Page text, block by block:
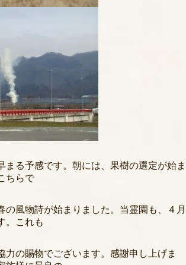
まる予感です。朝には、果樹の選定が始ま
ちらで
の風物詩が始まりました。当霊園も、４月
。これも
力の賜物でございます。感謝申し上げま